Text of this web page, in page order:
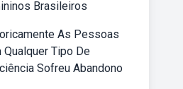
Brasileiros
As Pessoas
Qualquer Tipo De
Sofreu Abandono